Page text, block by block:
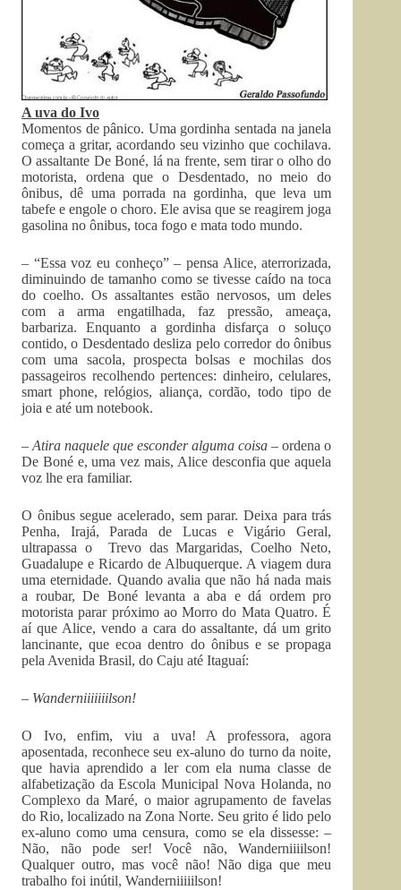
A uva do Ivo
Momentos de pânico. Uma gordinha sentada na janela
começa a gritar, acordando seu vizinho que cochilava.
O assaltante De Boné, lá na frente, sem tirar o olho do
motorista, ordena que o Desdentado, no meio do
ônibus, dê uma porrada na gordinha, que leva um
tabefe e engole o choro. Ele avisa que se reagirem joga
gasolina no ônibus, toca fogo e mata todo mundo.
– “Essa voz eu conheço” – pensa Alice, aterrorizada,
diminuindo de tamanho como se tivesse caído na toca
do coelho. Os assaltantes estão nervosos, um deles
com a arma engatilhada, faz pressão, ameaça,
barbariza. Enquanto a gordinha disfarça o soluço
contido, o Desdentado desliza pelo corredor do ônibus
com uma sacola, prospecta bolsas e mochilas dos
passageiros recolhendo pertences: dinheiro, celulares,
smart phone, relógios, aliança, cordão, todo tipo de
joia e até um notebook.
– Atira naquele que esconder alguma coisa– ordena o
De Boné e, uma vez mais, Alice desconfia que aquela
voz lhe era familiar.
O ônibus segue acelerado, sem parar. Deixa para trás
Penha, Irajá, Parada de Lucas e Vigário Geral,
ultrapassa o Trevo das Margaridas, Coelho Neto,
Guadalupe e Ricardo de Albuquerque. A viagem dura
uma eternidade. Quando avalia que não há nada mais
a roubar, De Boné levanta a aba e dá ordem pro
motorista parar próximo ao Morro do Mata Quatro. É
aí que Alice, vendo a cara do assaltante, dá um grito
lancinante, que ecoa dentro do ônibus e se propaga
pela Avenida Brasil, do Caju até Itaguaí:
– Wanderniiiiiiilson!
O Ivo, enfim, viu a uva! A professora, agora
aposentada, reconhece seu ex-aluno do turno da noite,
que havia aprendido a ler com ela numa classe de
alfabetização da Escola Municipal Nova Holanda, no
Complexo da Maré, o maior agrupamento de favelas
do Rio, localizado na Zona Norte. Seu grito é lido pelo
ex-aluno como uma censura, como se ela dissesse: –
Não, não pode ser! Você não, Wanderniiiilson!
Qualquer outro, mas você não! Não diga que meu
trabalho foi inútil, Wanderniiiiilson!